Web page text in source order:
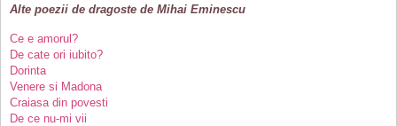
Alte poezii de dragoste de Mihai Eminescu
Ce e amorul?
De cate ori iubito?
Dorinta
Venere si Madona
Craiasa din povesti
De ce nu-mi vii